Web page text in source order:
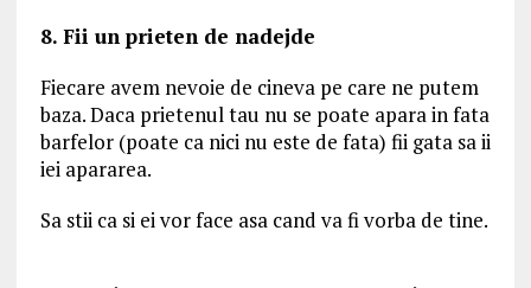
8. Fii un prieten de nadejde
Fiecare avem nevoie de cineva pe care ne putem
baza. Daca prietenul tau nu se poate apara in fata
barfelor (poate ca nici nu este de fata) fii gata sa ii
iei apararea.
Sa stii ca si ei vor face asa cand va fi vorba de tine.